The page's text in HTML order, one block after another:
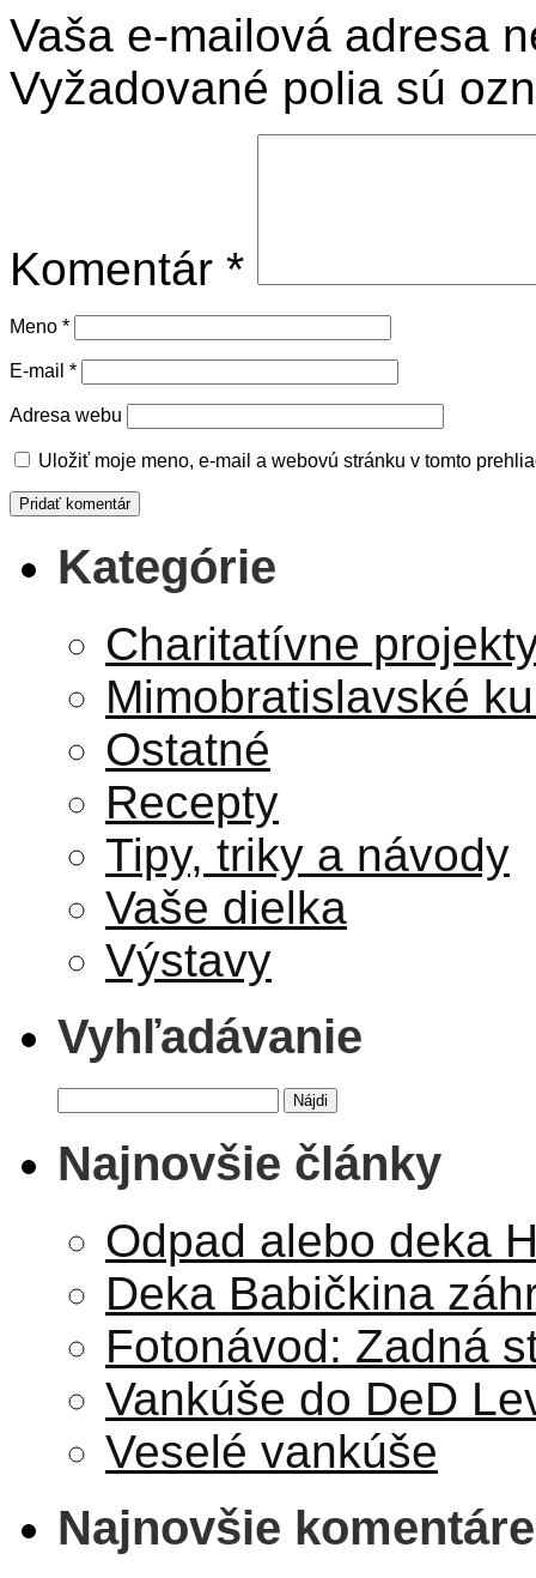
Vaša e-mailová adresa
Vyžadované polia sú
Komentár *
Meno *
E-mail *
Adresa webu
Uložiť moje meno, e-mail a webovú stránku v tomto
Kategórie
Charitatívne
Mimobratislavské
Ostatné
Recepty
Tipy, triky a návody
Vaše dielka
Výstavy
Vyhľadávanie
Najnovšie články
Odpad alebo deka
Deka Babičkina
Fotonávod: Zadná
Vankúše do DeD
Veselé vankúše
Najnovšie komentáre